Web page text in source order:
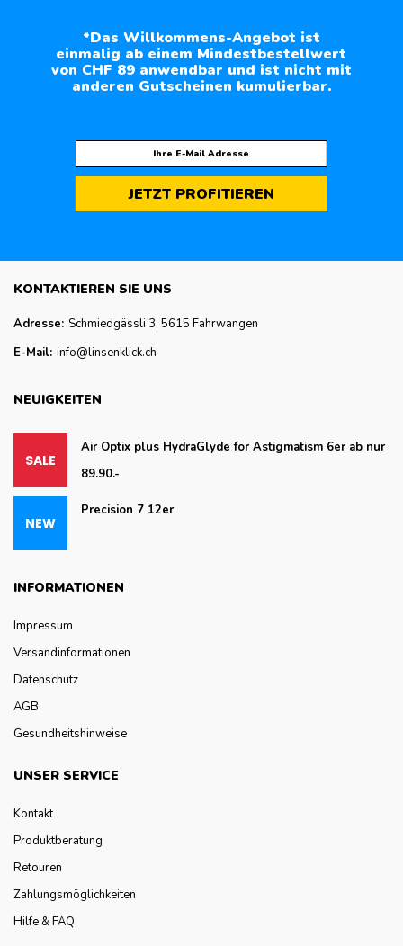
*Das Willkommens-Angebot ist
einmalig ab einem Mindestbestellwert
von CHF 89 anwendbar und ist nicht mit
anderen Gutscheinen kumulierbar.
JETZT PROFITIEREN
KONTAKTIEREN SIE UNS
Adresse: Schmiedgässli 3, 5615 Fahrwangen
E-Mail: info@linsenklick.ch
NEUIGKEITEN
Air Optix plus HydraGlyde for Astigmatism 6er ab nur
89.90.-
Precision 7 12er
INFORMATIONEN
Impressum
Versandinformationen
Datenschutz
AGB
Gesundheitshinweise
UNSER SERVICE
Kontakt
Produktberatung
Retouren
Zahlungsmöglichkeiten
Hilfe & FAQ